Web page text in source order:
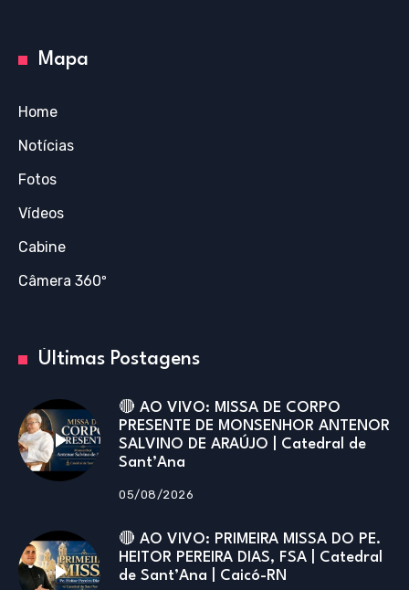
Mapa
Home
Notícias
Fotos
Vídeos
Cabine
Câmera 360º
Últimas Postagens
🔴 AO VIVO: MISSA DE CORPO
PRESENTE DE MONSENHOR ANTENOR
SALVINO DE ARAÚJO | Catedral de
Sant’Ana
05/08/2026
🔴 AO VIVO: PRIMEIRA MISSA DO PE.
HEITOR PEREIRA DIAS, FSA | Catedral
de Sant’Ana | Caicó-RN